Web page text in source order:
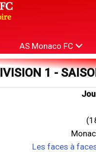
AS Monaco FC
1 -
Les faces à